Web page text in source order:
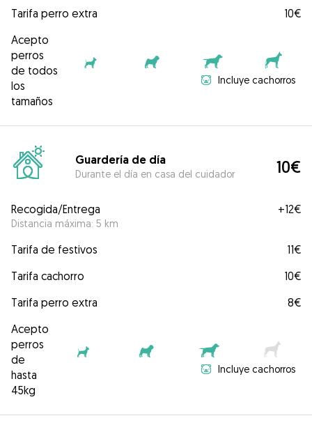
Tarifa perro extra
10€
Acepto
perros
de todos
los
tamaños
Incluye cachorros
Guardería de día
Durante el día en casa del cuidador 10€
Recogida/Entrega
Distancia máxima: 5 km
+12€
Tarifa de festivos
11€
Tarifa cachorro
10€
Tarifa perro extra
8€
Acepto
perros
de
hasta
45kg
Incluye cachorros